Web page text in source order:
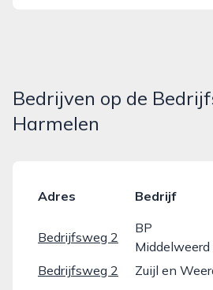
Bedrijven op de
Harmelen
Adres Bedrijf
Bedrijfsweg 2
BP
Middelweerd
Bedrijfsweg 2 Zuijl en